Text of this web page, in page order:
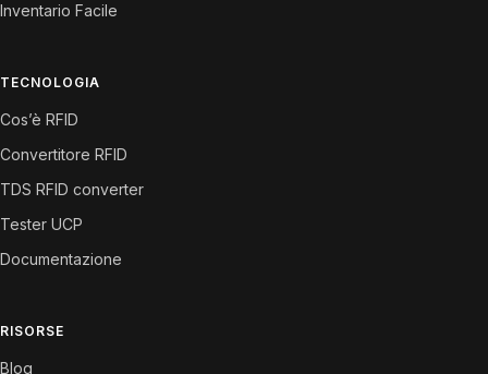
Inventario Facile
TECNOLOGIA
Cos’è RFID
Convertitore RFID
TDS RFID converter
Tester UCP
Documentazione
RISORSE
Blog